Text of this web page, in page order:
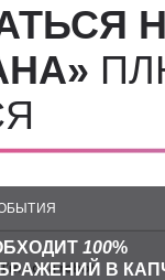
100%
В